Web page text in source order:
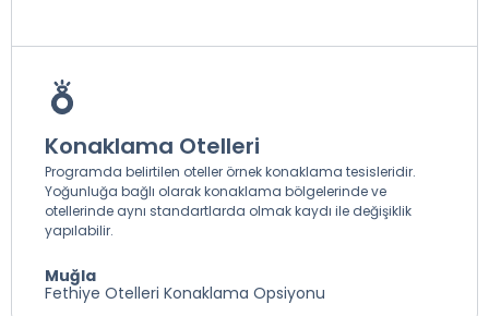
Konaklama Otelleri
Programda belirtilen oteller örnek konaklama tesisleridir.
Yoğunluğa bağlı olarak konaklama bölgelerinde ve
otellerinde aynı standartlarda olmak kaydı ile değişiklik
yapılabilir.
Muğla
Fethiye Otelleri Konaklama Opsiyonu